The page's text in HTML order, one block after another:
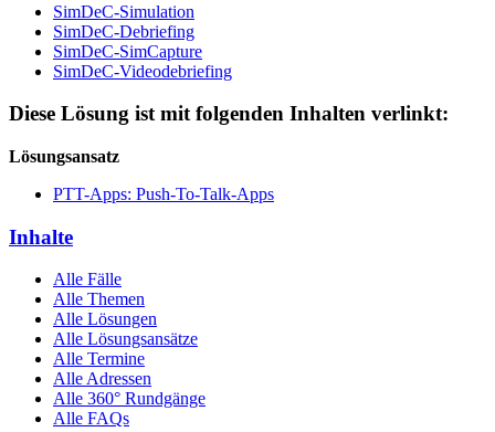
SimDeC-Simulation
SimDeC-Debriefing
SimDeC-SimCapture
SimDeC-Videodebriefing
Diese Lösung ist mit folgenden Inhalten verlinkt:
Lösungsansatz
PTT-Apps: Push-To-Talk-Apps
Inhalte
Alle Fälle
Alle Themen
Alle Lösungen
Alle Lösungsansätze
Alle Termine
Alle Adressen
Alle 360° Rundgänge
Alle FAQs